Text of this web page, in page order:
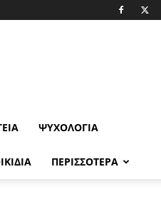
ΨΥΧΟΛΟΓΙΑ
ΠΕΡΙΣΣΟΤΕΡΑ